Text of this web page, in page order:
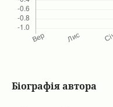
Біографія автора